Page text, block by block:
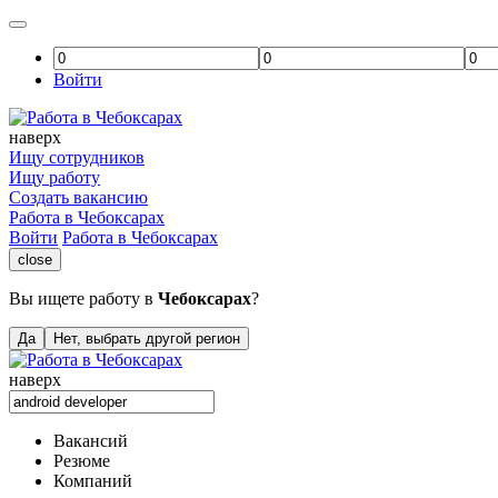
Войти
наверх
Ищу сотрудников
Ищу работу
Создать вакансию
Работа в Чебоксарах
Войти Работа в Чебоксарах
close
Вы ищете работу в Чебоксарах?
Да Нет, выбрать другой регион
наверх
Вакансий
Резюме
Компаний